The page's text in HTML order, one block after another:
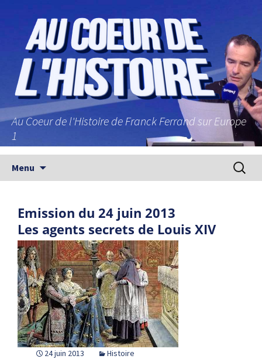
Au Coeur de l'Histoire de Franck Ferrand sur Europe
1
Menu
Emission du 24 juin 2013
Les agents secrets de Louis XIV
24 juin 2013 Histoire